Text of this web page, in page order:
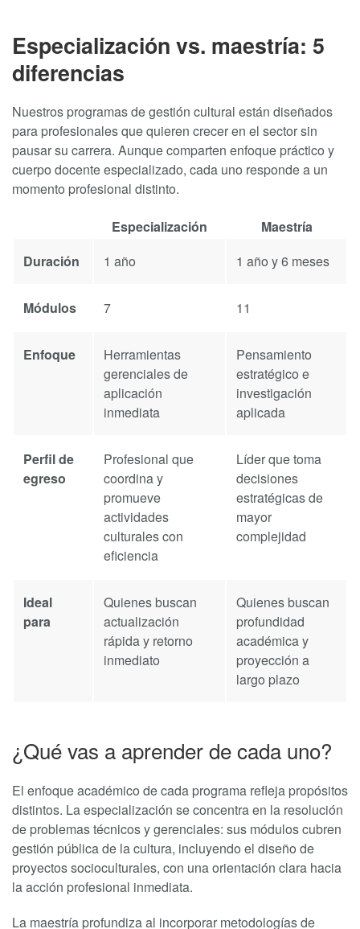
Especialización vs. maestría: 5
diferencias
Nuestros programas de gestión cultural están diseñados
para profesionales que quieren crecer en el sector sin
pausar su carrera. Aunque comparten enfoque práctico y
cuerpo docente especializado, cada uno responde a un
momento profesional distinto.
Especialización
Maestría
Duración
1 año 1 año y 6 meses
Módulos 7 11
Enfoque
Herramientas
gerenciales de
aplicación
inmediata
Pensamiento
estratégico e
investigación
aplicada
Perfil de
egreso
Profesional que
coordina y
promueve
actividades
culturales con
eficiencia
Líder que toma
decisiones
estratégicas de
mayor
complejidad
Ideal
para
Quienes buscan
actualización
rápida y retorno
inmediato
Quienes buscan
profundidad
académica y
proyección a
largo plazo
¿Qué vas a aprender de cada uno?
El enfoque académico de cada programa refleja propósitos
distintos. La especialización se concentra en la resolución
de problemas técnicos y gerenciales: sus módulos cubren
gestión pública de la cultura, incluyendo el diseño de
proyectos socioculturales, con una orientación clara hacia
la acción profesional inmediata.
La maestría profundiza al incorporar metodologías de